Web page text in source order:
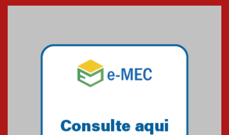
Mackenzie mobiliza campanha
solidária para apoiar famílias em
Minas Gerais
Primeiro culto do ano ressalta o